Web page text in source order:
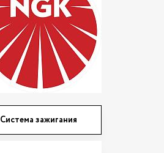
Система зажигания